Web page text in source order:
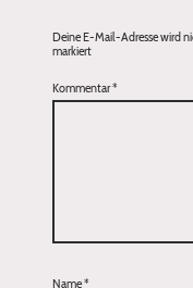
Deine E-Mail-Adresse wird
markiert
Kommentar*
Name*